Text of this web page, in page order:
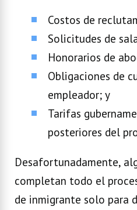
Costos de
Solicitudes de
Honorarios de
Obligaciones de
empleador; y
Tarifas
posteriores del
Desafortunadamente,
completan todo el
de inmigrante solo para